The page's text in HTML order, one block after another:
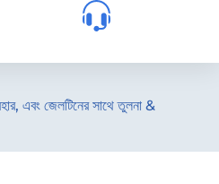
এবং জেলটিনের সাথে তুলনা &